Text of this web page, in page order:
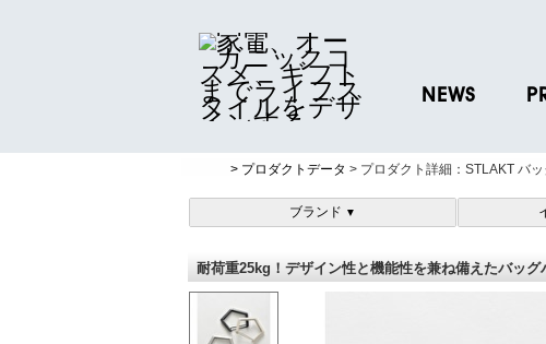
NEWS
プレスリリース プロ
ノベ
> プロダクトデータ > プロダクト詳細：STLAKT バ
ブランド ▼
耐荷重25kg！デザイン性と機能性を兼ね備えたバッ